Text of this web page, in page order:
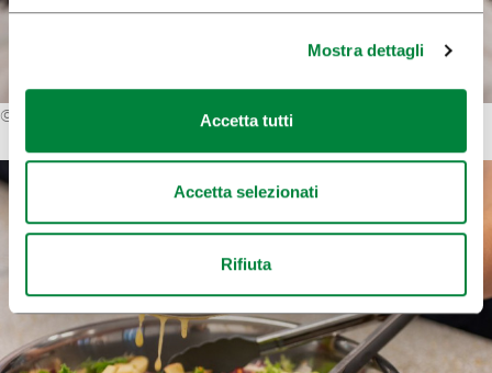
Mostra dettagli
Accetta tutti
Accetta selezionati
Rifiuta
© Archivio di Ljubljana Tourism